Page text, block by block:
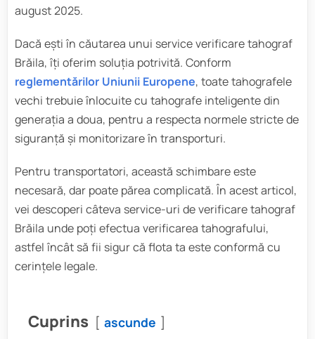
august 2025.
Dacă ești în căutarea unui service verificare tahograf
Brăila, îți oferim soluția potrivită. Conform
reglementărilor Uniunii Europene, toate tahografele
vechi trebuie înlocuite cu tahografe inteligente din
generația a doua, pentru a respecta normele stricte de
siguranță și monitorizare în transporturi.
Pentru transportatori, această schimbare este
necesară, dar poate părea complicată. În acest articol,
vei descoperi câteva service-uri de verificare tahograf
Brăila unde poți efectua verificarea tahografului,
astfel încât să fii sigur că flota ta este conformă cu
cerințele legale.
Cuprins ascunde